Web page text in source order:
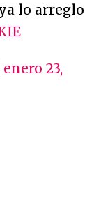
lo arreglo
enero 23,